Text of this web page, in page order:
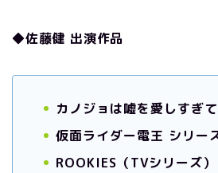
◆佐藤健 出演作品
カノジョは嘘を愛しすぎ
仮面ライダー電王 シリー
ROOKIES（TVシリーズ）